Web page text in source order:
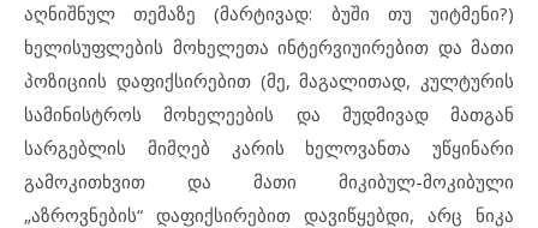
აღნიშნულ თემაზე (მარტივად: ბუში თუ უიტმენი?)
ხელისუფლების მოხელეთა ინტერვიუირებით და მათი
პოზიციის დაფიქსირებით (მე, მაგალითად, კულტურის
სამინისტროს მოხელეების და მუდმივად მათგან
სარგებლის მიმღებ კარის ხელოვანთა უწყინარი
გამოკითხვით და მათი მიკიბულ-მოკიბული
„აზროვნების“ დაფიქსირებით დავიწყებდი, არც ნიკა